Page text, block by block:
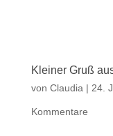
Kleiner Gruß
von Claudia | 24.
Kommentare